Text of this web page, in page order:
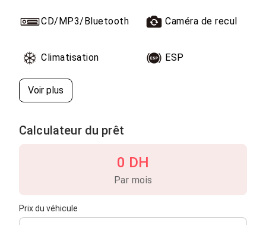
CD/MP3/Bluetooth Caméra de recul
Climatisation ESP
Voir plus
Calculateur du prêt
Prix du véhicule
0 DH
Par mois